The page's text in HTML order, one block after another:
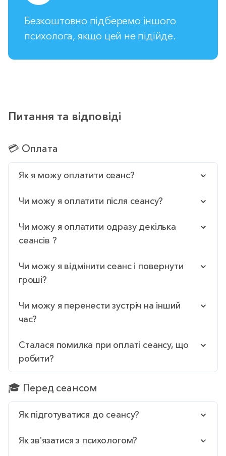
Безкоштовно підберемо іншого
психолога, якщо цей не підійде.
Питання та відповіді
💳 Оплата
Як я можу оплатити сеанс?
Чи можу я оплатити після сеансу?
Чи можу я оплатити одразу декілька
сеансів ?
Чи можу я відмінити сеанс і повернути
гроші?
Чи можу я перенести зустріч на інший
час?
Сталася помилка при оплаті сеансу, що
робити?
🎓 Перед сеансом
Як підготуватися до сеансу?
Як звʼязатися з психологом?